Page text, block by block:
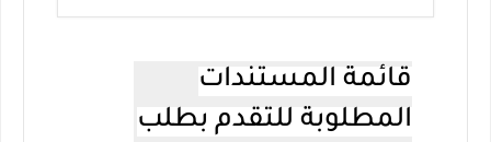
قائمة المستندات
المطلوبة للتقدم بطلب